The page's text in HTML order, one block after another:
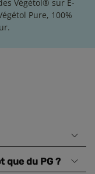
Végétol® sur E-
Pure, 100%
que du PG ?